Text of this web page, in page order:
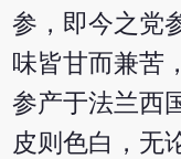
参，即今之党
味皆甘而兼苦
参产于法兰西
皮则色白，无